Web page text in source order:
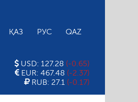
ҚАЗ РУС QAZ
USD: 127.28 (-0.65)
EUR: 467.48 (-2.37)
RUB: 27.1 (-0.17)